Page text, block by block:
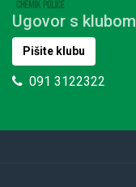
Ugovor s klubom
Pišite klubu
091 3122322